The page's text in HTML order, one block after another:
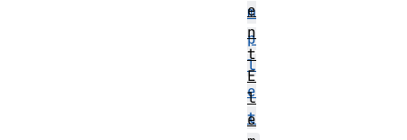
m
p
l
e
t
e
n
t
E
l
e